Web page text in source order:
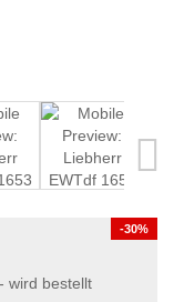
-30%
wird bestellt